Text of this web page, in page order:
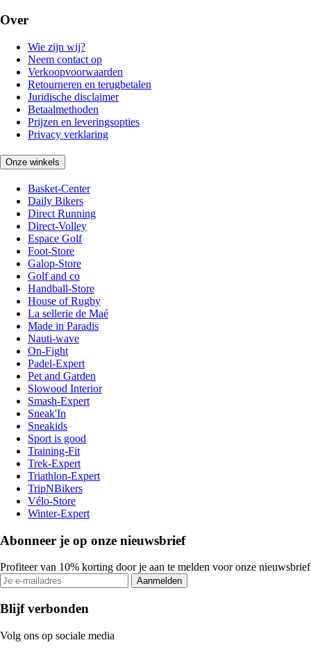
Over
Wie zijn wij?
Neem contact op
Verkoopvoorwaarden
Retourneren en terugbetalen
Juridische disclaimer
Betaalmethoden
Prijzen en leveringsopties
Privacy verklaring
Onze winkels
Basket-Center
Daily Bikers
Direct Running
Direct-Volley
Espace Golf
Foot-Store
Galop-Store
Golf and co
Handball-Store
House of Rugby
La sellerie de Maé
Made in Paradis
Nauti-wave
On-Fight
Padel-Expert
Pet and Garden
Slowood Interior
Smash-Expert
Sneak'In
Sneakids
Sport is good
Training-Fit
Trek-Expert
Triathlon-Expert
TripNBikers
Vélo-Store
Winter-Expert
Abonneer je op onze nieuwsbrief
Profiteer van 10% korting door je aan te melden voor onze nieuwsbrief
Aanmelden
Blijf verbonden
Volg ons op sociale media